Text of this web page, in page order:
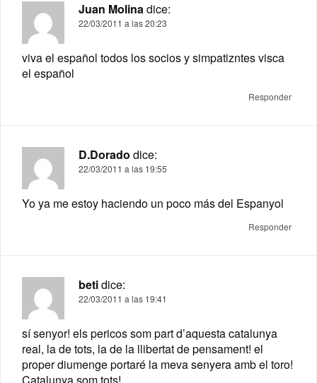
Juan Molinadice:
22/03/2011 a las 20:23
viva el español todos los socios y simpatizntes visca
el español
Responder
D.Dorado dice:
22/03/2011 a las 19:55
Yo ya me estoy haciendo un poco más del Espanyol
Responder
betidice:
22/03/2011 a las 19:41
sí senyor! els pericos som part d’aquesta catalunya
real, la de tots, la de la llibertat de pensament! el
proper diumenge portaré la meva senyera amb el toro!